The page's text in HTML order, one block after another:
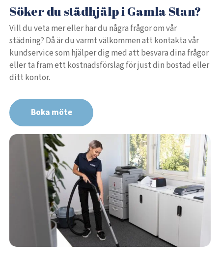
Söker du städhjälp i Gamla Stan?
Vill du veta mer eller har du några frågor om vår
städning? Då är du varmt välkommen att kontakta vår
kundservice som hjälper dig med att besvara dina frågor
eller ta fram ett kostnadsförslag för just din bostad eller
ditt kontor.
Boka möte